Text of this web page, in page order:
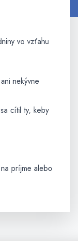
vo vzťahu
nekývne
cítil ty, keby
príjme alebo